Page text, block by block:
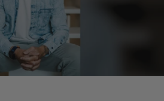
war fest und kernig
Geschmack- ich habe schon